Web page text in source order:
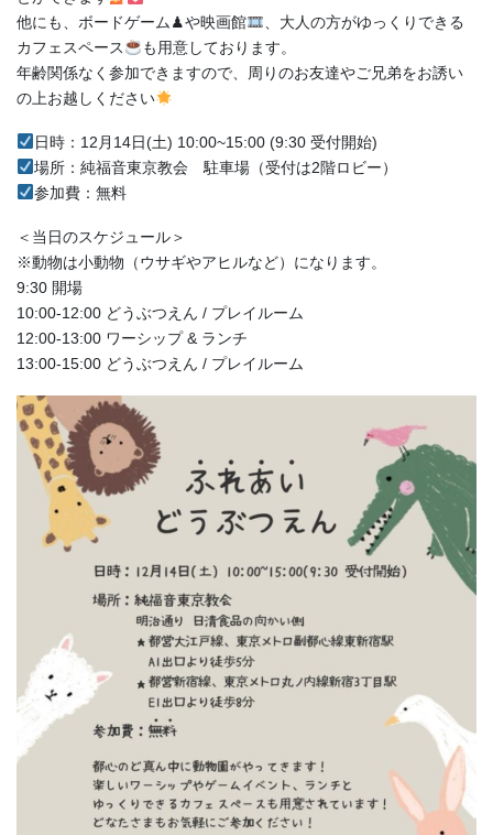
他にも、ボードゲーム♟や映画館
、大人の方がゆっくりできる
カフェスペース
も用意しております。
年齢関係なく参加できますので、周りのお友達やご兄弟をお誘い
の上お越しください
日時：12月14日(土) 10:00~15:00 (9:30 受付開始)
場所：純福音東京教会 駐車場（受付は2階ロビー）
参加費：無料
＜当日のスケジュール＞
※動物は小動物（ウサギやアヒルなど）になります。
9:30 開場
10:00-12:00 どうぶつえん / プレイルーム
12:00-13:00 ワーシップ & ランチ
13:00-15:00 どうぶつえん / プレイルーム